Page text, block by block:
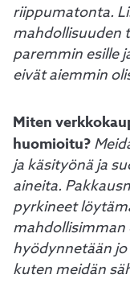
riippumatonta.
mahdollisuuden
paremmin esille
eivät aiemmin
Miten
huomioitu?
ja käsityönä ja
aineita.
pyrkineet
mahdollisimman
hyödynnetään jo
kuten meidän